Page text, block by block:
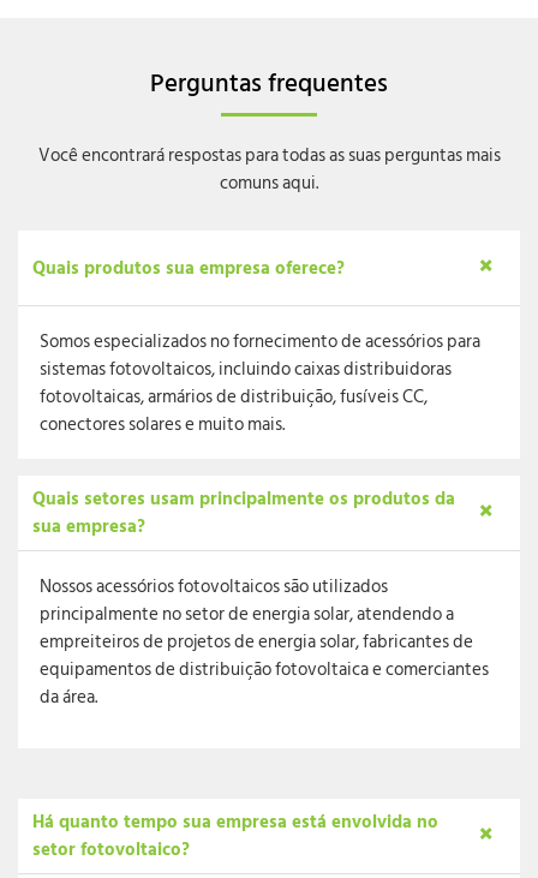
Perguntas frequentes
Você encontrará respostas para todas as suas perguntas mais
comuns aqui.
Quais produtos sua empresa oferece?
Somos especializados no fornecimento de acessórios para
sistemas fotovoltaicos, incluindo caixas distribuidoras
fotovoltaicas, armários de distribuição, fusíveis CC,
conectores solares e muito mais.
Quais setores usam principalmente os produtos da
sua empresa?
Nossos acessórios fotovoltaicos são utilizados
principalmente no setor de energia solar, atendendo a
empreiteiros de projetos de energia solar, fabricantes de
equipamentos de distribuição fotovoltaica e comerciantes
da área.
Há quanto tempo sua empresa está envolvida no
setor fotovoltaico?